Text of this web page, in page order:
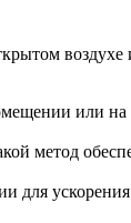
воздухе
или на
метод
для